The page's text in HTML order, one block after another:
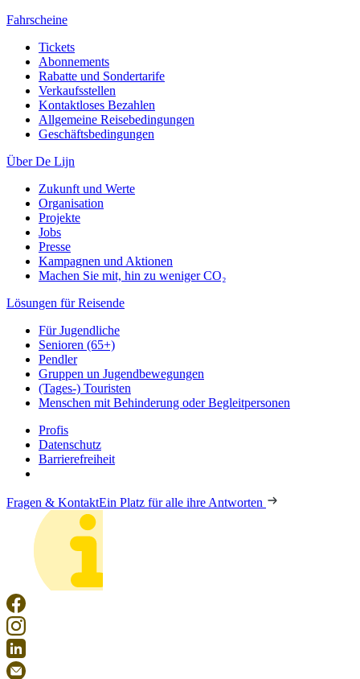
Fahrscheine
Tickets
Abonnements
Rabatte und Sondertarife
Verkaufsstellen
Kontaktloses Bezahlen
Allgemeine Reisebedingungen
Geschäftsbedingungen
Über De Lijn
Zukunft und Werte
Organisation
Projekte
Jobs
Presse
Kampagnen und Aktionen
Machen Sie mit, hin zu weniger CO₂
Lösungen für Reisende
Für Jugendliche
Senioren (65+)
Pendler
Gruppen un Jugendbewegungen
(Tages-) Touristen
Menschen mit Behinderung oder Begleitpersonen
Profis
Datenschutz
Barrierefreiheit
Fragen & KontaktEin Platz für alle ihre Antworten